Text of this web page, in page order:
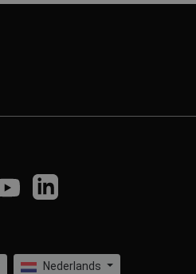
Nederlands